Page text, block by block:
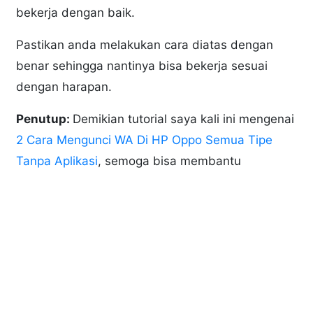
bekerja dengan baik.
Pastikan anda melakukan cara diatas dengan
benar sehingga nantinya bisa bekerja sesuai
dengan harapan.
Penutup: Demikian tutorial saya kali ini mengenai
2 Cara Mengunci WA Di HP Oppo Semua Tipe
Tanpa Aplikasi, semoga bisa membantu